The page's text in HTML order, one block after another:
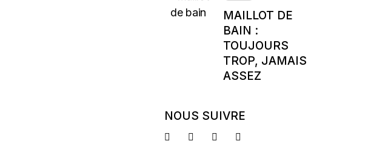
MAILLOT DE
BAIN :
TOUJOURS
TROP, JAMAIS
ASSEZ
NOUS SUIVRE